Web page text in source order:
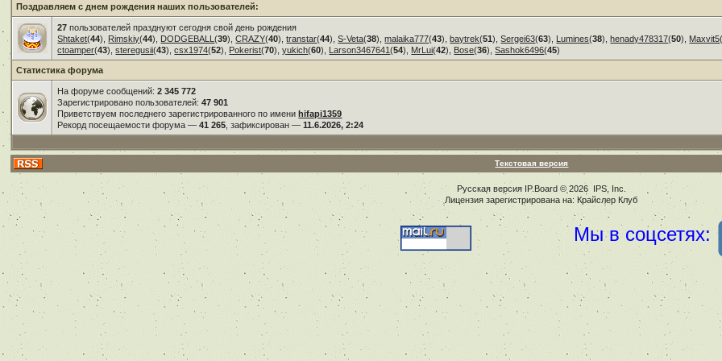
Поздравляем с днем рождения наших пользователей:
27 пользователей празднуют сегодня свой день рождения
Shtaket(44), Rimskiy(44), DODGEBALL(39),CRAZY(40),transtar(44),S-Veta(38),malaika777(43),baytrek(51),Sergei63(63), Lumines(38),henady478317(50), Maxvit5
ctoamper(43),steregusii(43),csx1974(52), Pokerist(70),yukich(60), Larson3467641(54), MrLui(42), Bose(36),Sashok6496(45)
Статистика форума
На форуме сообщений:2 345 772
Зарегистрировано пользователей:47 901
Приветствуем последнего зарегистрированного по имениhifapi1359
Рекорд посещаемости форума —41 265 , зафиксирован —11.6.2026, 2:24
Текстовая версия
Русская версия IP.Board© 2026 IPS, Inc
Лицензия зарегистрирована на: Крайслер Клуб
Мы в соцсетях: